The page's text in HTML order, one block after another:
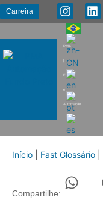
Carreira
PMA
|
Energia
e
Automação
Início Fast Glossário
Compartilhe: